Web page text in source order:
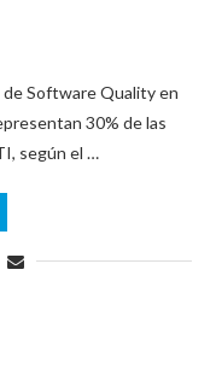
de Software Quality en
30% de las
según el …